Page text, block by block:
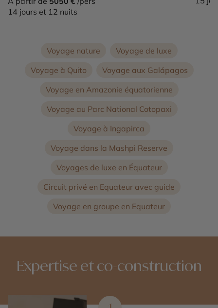
14 jours et 12 nuits
Voyage nature
Voyage de luxe
Voyage à Quito
Voyage aux Galápagos
Voyage en Amazonie équatorienne
Voyage au Parc National Cotopaxi
Voyage à Ingapirca
Voyage dans la Mashpi Reserve
Voyages de luxe en Équateur
Circuit privé en Equateur avec guide
Voyage en groupe en Equateur
Expertise et co-construction